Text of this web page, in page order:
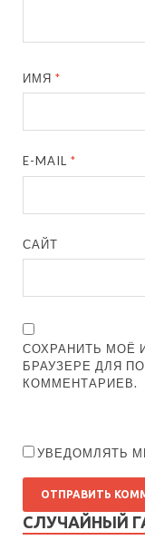
ИМЯ*
E-MAIL*
САЙТ
СОХРАНИТЬ МОЁ
БРАУЗЕРЕ ДЛЯ
КОММЕНТАРИЕВ.
УВЕДОМЛЯТЬ
СЛУЧАЙНЫЙ